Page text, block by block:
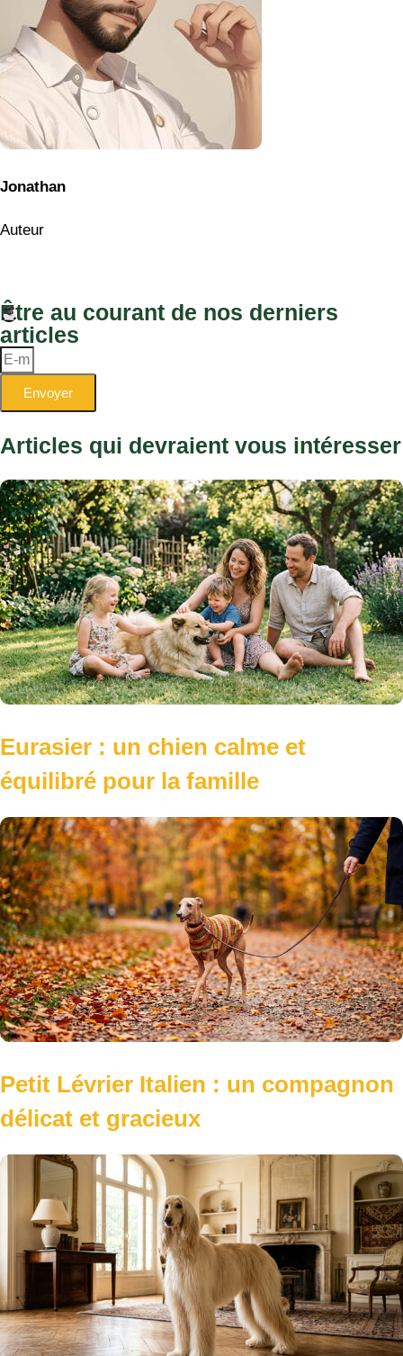
Jonathan
Auteur
Être au courant de nos derniers
articles
Envoyer
Articles qui devraient vous intéresser
Eurasier : un chien calme et
équilibré pour la famille
Petit Lévrier Italien : un compagnon
délicat et gracieux